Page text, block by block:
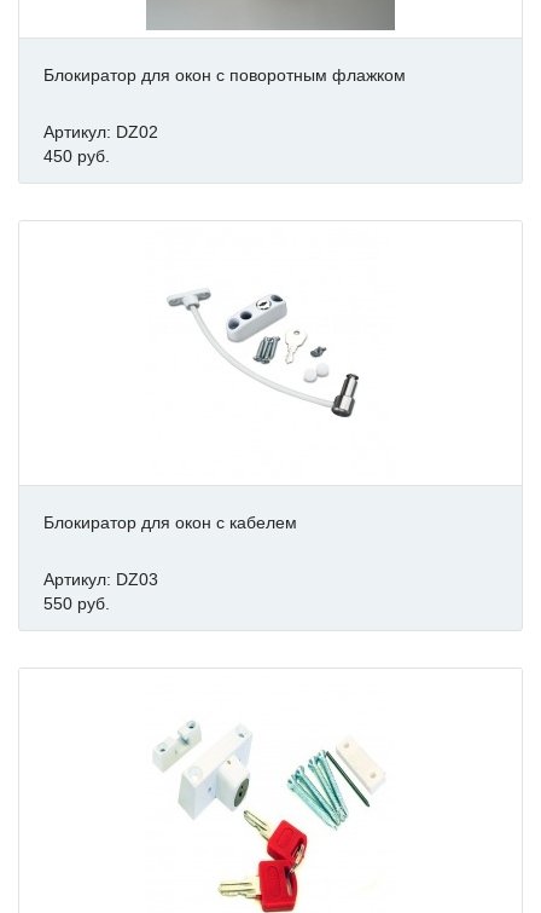
Блокиратор для окон с поворотным флажком
Артикул: DZ02
450 руб.
Блокиратор для окон с кабелем
Артикул: DZ03
550 руб.